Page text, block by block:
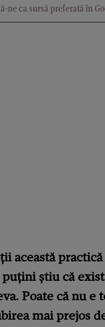
ne ca sursă preferată în
această
știu că
Poate că nu e
mai prejos